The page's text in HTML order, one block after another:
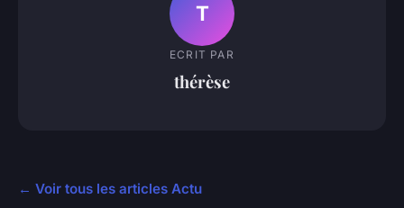
T
ECRIT PAR
thérèse
← Voir tous les articles Actu